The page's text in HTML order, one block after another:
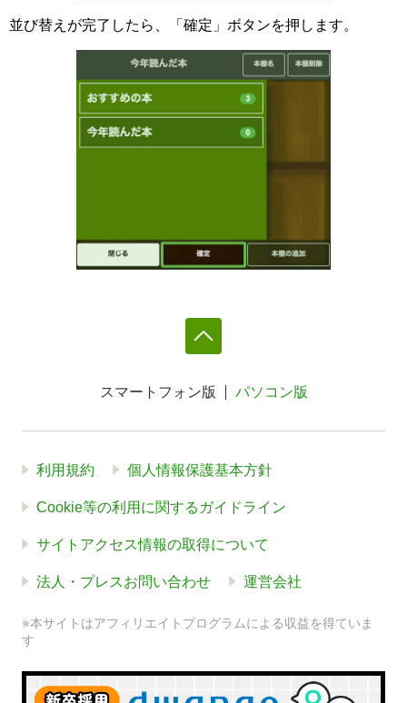
並び替えが完了したら、「確定」ボタンを押します。
スマートフォン版 パソコン版
利用規約 個人情報保護基本方針
Cookie等の利用に関するガイドライン
サイトアクセス情報の取得について
法人・プレスお問い合わせ 運営会社
※本サイトはアフィリエイトプログラムによる収益を得ていま
す